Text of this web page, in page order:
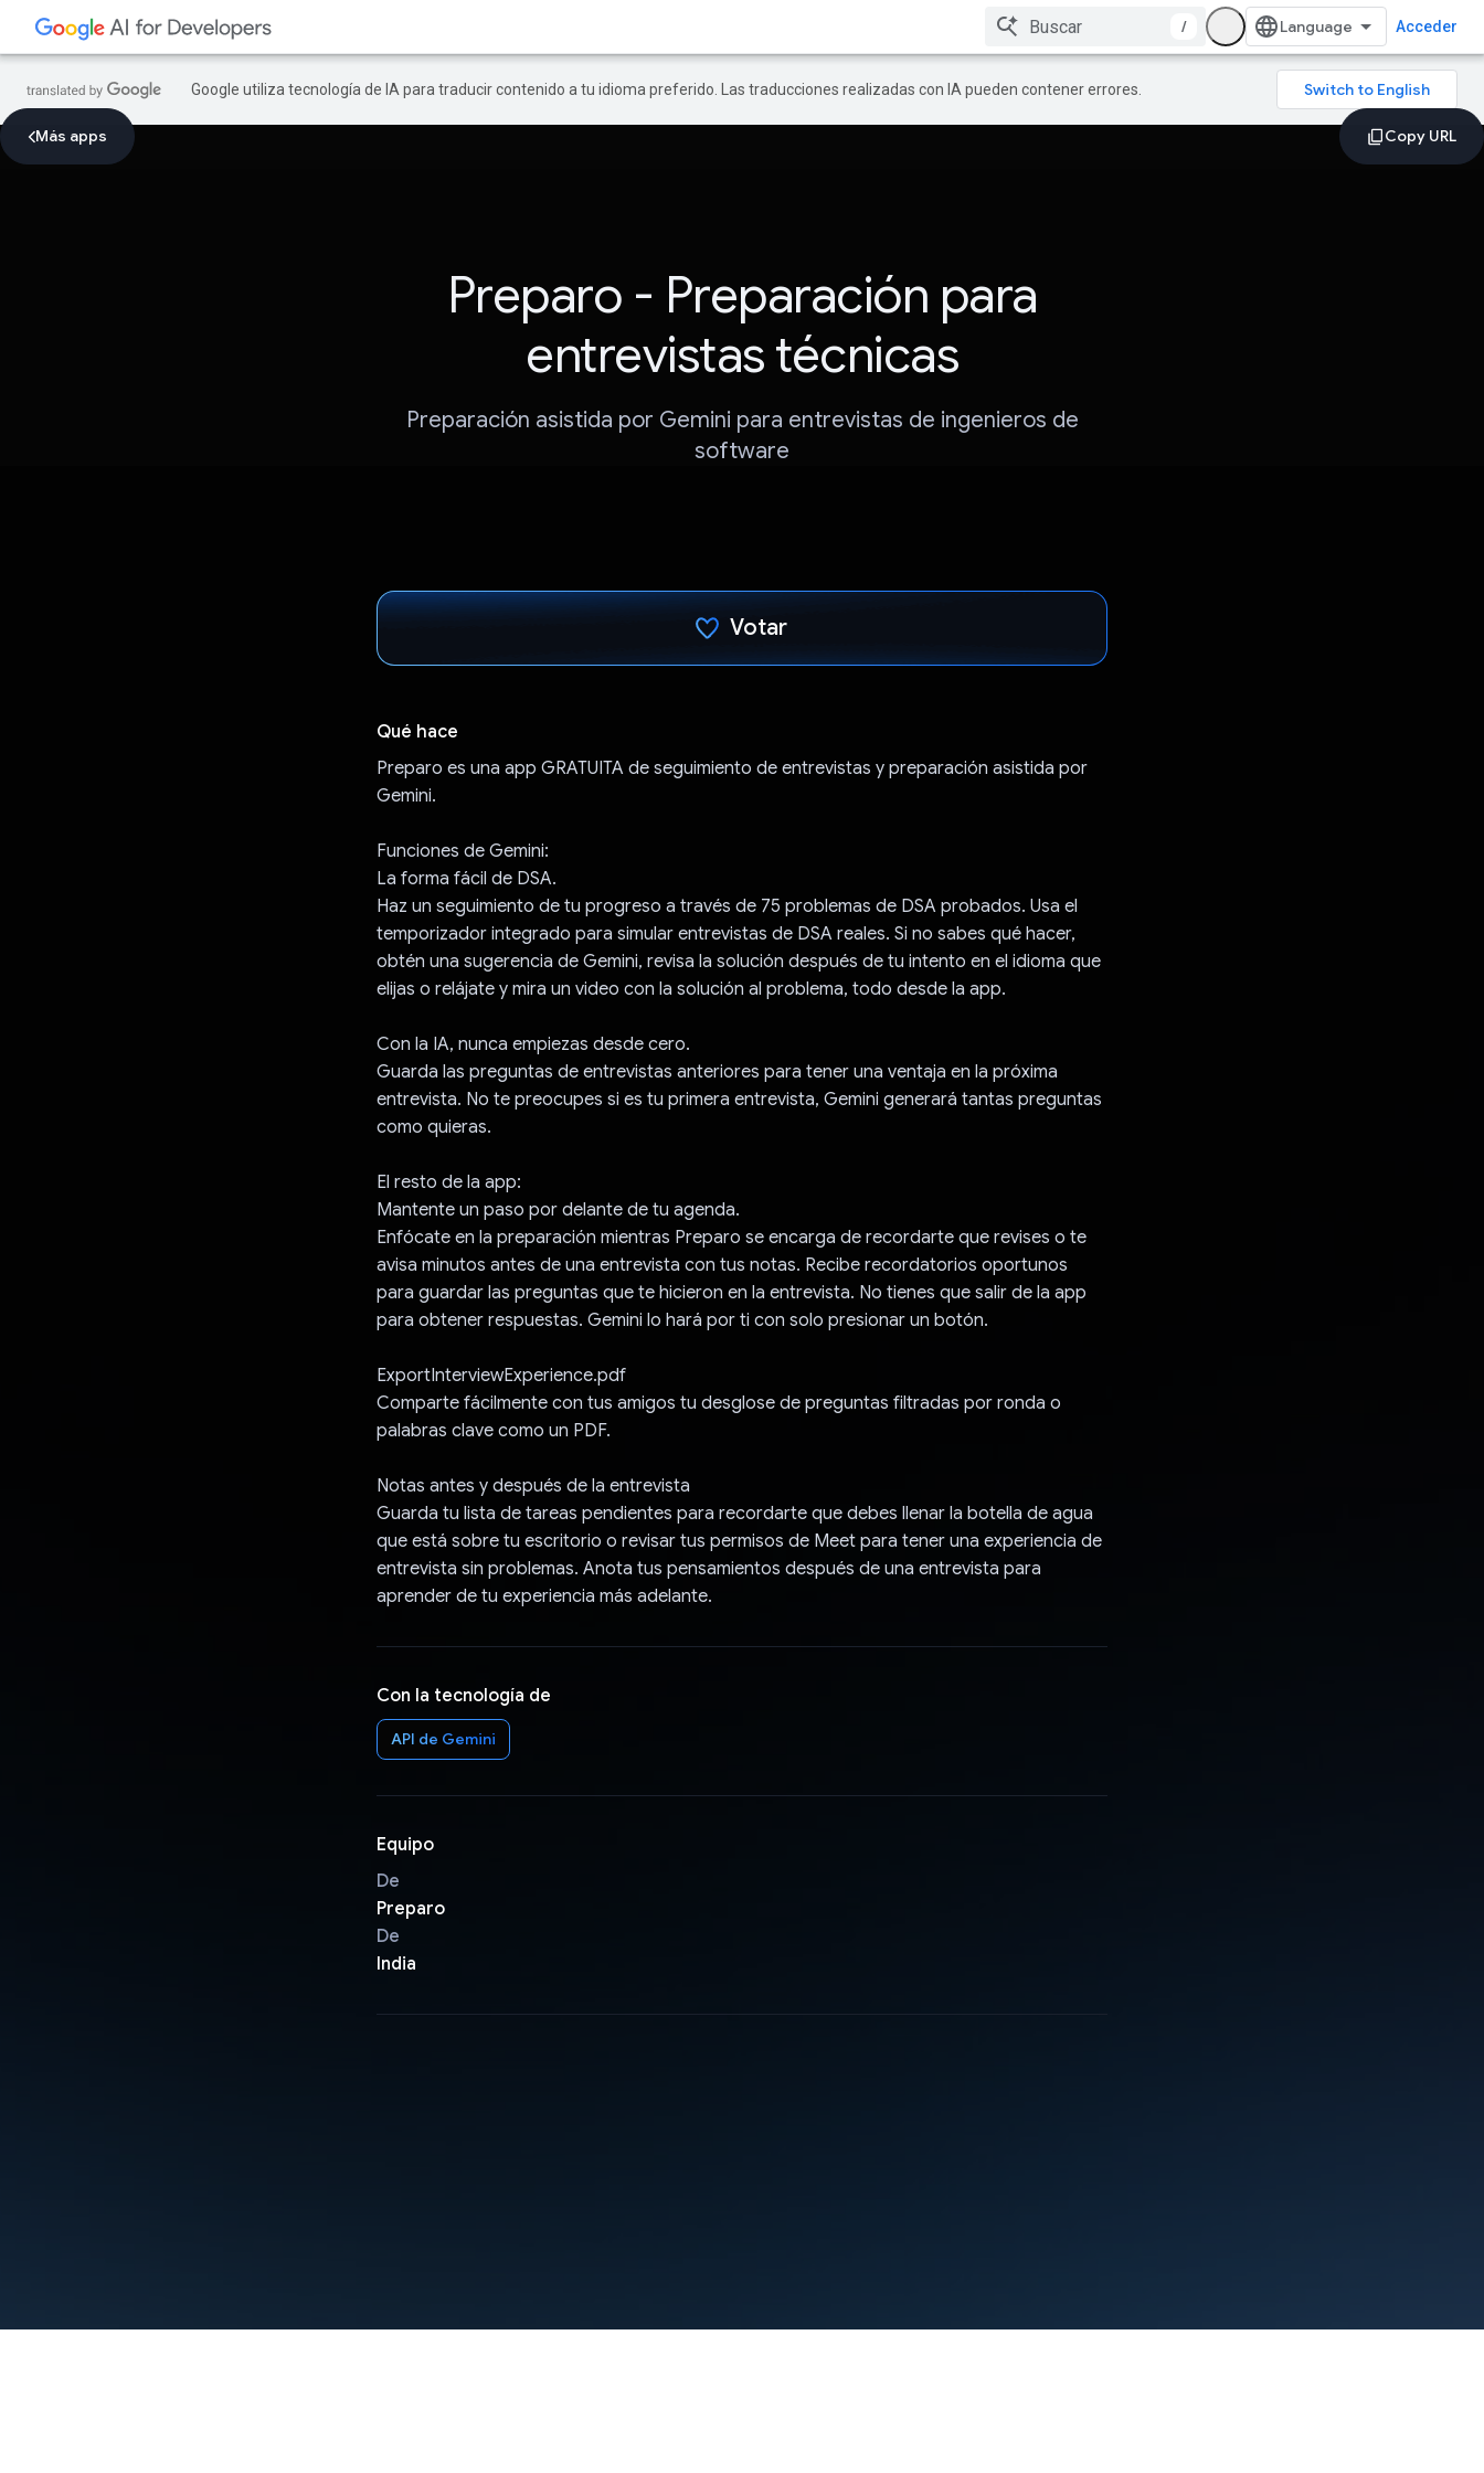
/ Acceder
Google utiliza tecnología de IA para traducir contenido a tu idioma preferido. Las traducciones realizadas con IA pueden contener errores.
Más apps
Preparo - Preparación para
entrevistas técnicas
Preparación asistida por Gemini para entrevistas de ingenieros de
software
Votar
Qué hace
Preparo es una app GRATUITA de seguimiento de entrevistas y preparación asistida por
Gemini.
Funciones de Gemini:
La forma fácil de DSA.
Haz un seguimiento de tu progreso a través de 75 problemas de DSA probados. Usa el
temporizador integrado para simular entrevistas de DSA reales. Si no sabes qué hacer,
obtén una sugerencia de Gemini, revisa la solución después de tu intento en el idioma que
elijas o relájate y mira un video con la solución al problema, todo desde la app.
Con la IA, nunca empiezas desde cero.
Guarda las preguntas de entrevistas anteriores para tener una ventaja en la próxima
entrevista. No te preocupes si es tu primera entrevista, Gemini generará tantas preguntas
como quieras.
El resto de la app:
Mantente un paso por delante de tu agenda.
Enfócate en la preparación mientras Preparo se encarga de recordarte que revises o te
avisa minutos antes de una entrevista con tus notas. Recibe recordatorios oportunos
para guardar las preguntas que te hicieron en la entrevista. No tienes que salir de la app
para obtener respuestas. Gemini lo hará por ti con solo presionar un botón.
ExportInterviewExperience.pdf
Comparte fácilmente con tus amigos tu desglose de preguntas filtradas por ronda o
palabras clave como un PDF.
Notas antes y después de la entrevista
Guarda tu lista de tareas pendientes para recordarte que debes llenar la botella de agua
que está sobre tu escritorio o revisar tus permisos de Meet para tener una experiencia de
entrevista sin problemas. Anota tus pensamientos después de una entrevista para
aprender de tu experiencia más adelante.
Con la tecnología de
API de Gemini
Equipo
De
Preparo
De
India